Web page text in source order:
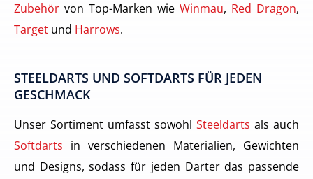
Zubehör von Top-Marken wie Winmau, Red Dragon,
Target und Harrows.
STEELDARTS UND SOFTDARTS FÜR JEDEN
GESCHMACK
Unser Sortiment umfasst sowohl Steeldarts als auch
Softdarts in verschiedenen Materialien, Gewichten
und Designs, sodass für jeden Darter das passende